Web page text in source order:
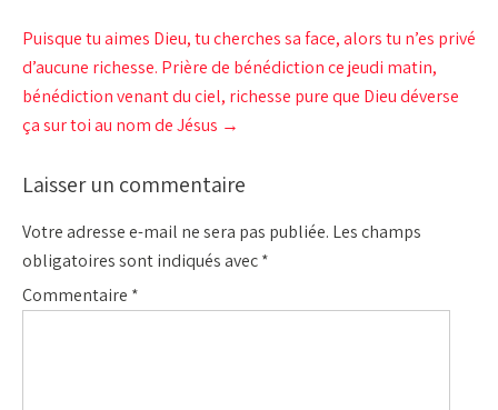
Puisque tu aimes Dieu, tu cherches sa face, alors tu n’es privé
d’aucune richesse. Prière de bénédiction ce jeudi matin,
bénédiction venant du ciel, richesse pure que Dieu déverse
ça sur toi au nom de Jésus →
Laisser un commentaire
Votre adresse e-mail ne sera pas publiée. Les champs
obligatoires sont indiqués avec*
Commentaire *